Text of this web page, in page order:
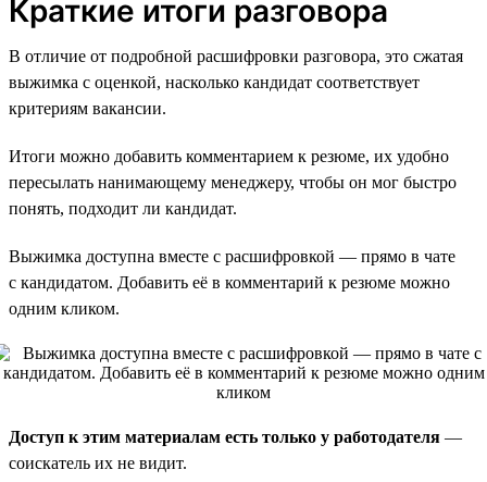
Краткие итоги разговора
В отличие от подробной расшифровки разговора, это сжатая
выжимка с оценкой, насколько кандидат соответствует
критериям вакансии.
Итоги можно добавить комментарием к резюме, их удобно
пересылать нанимающему менеджеру, чтобы он мог быстро
понять, подходит ли кандидат.
Выжимка доступна вместе с расшифровкой — прямо в чате
с кандидатом. Добавить её в комментарий к резюме можно
одним кликом.
Доступ к этим материалам есть только у работодателя —
соискатель их не видит.